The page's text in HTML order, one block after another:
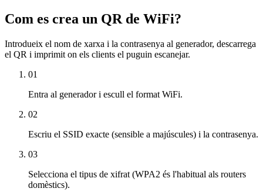
Com es crea un QR de WiFi?
Introdueix el nom de xarxa i la contrasenya al generador, descarrega
el QR i imprimit on els clients el puguin escanejar.
01
Entra al generador i escull el format WiFi.
02
Escriu el SSID exacte (sensible a majúscules) i la contrasenya.
03
Selecciona el tipus de xifrat (WPA2 és l'habitual als routers
domèstics).